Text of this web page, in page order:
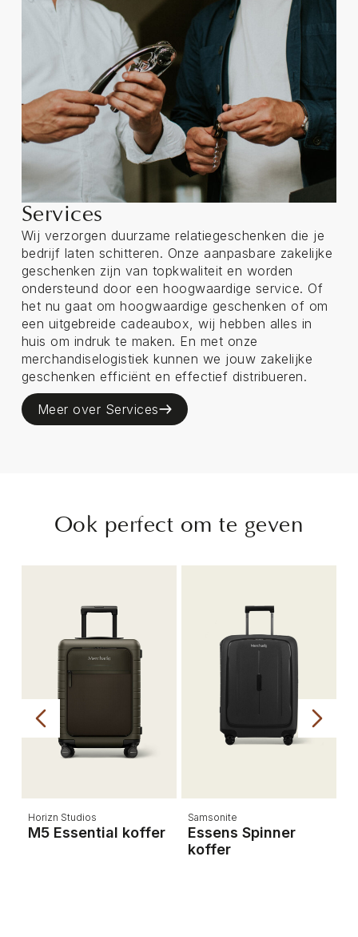
Services
Wij verzorgen duurzame relatiegeschenken die je
bedrijf laten schitteren. Onze aanpasbare zakelijke
geschenken zijn van topkwaliteit en worden
ondersteund door een hoogwaardige service. Of
het nu gaat om hoogwaardige geschenken of om
een uitgebreide cadeaubox, wij hebben alles in
huis om indruk te maken. En met onze
merchandiselogistiek kunnen we jouw zakelijke
geschenken efficiënt en effectief distribueren.
Meer over Services
Ook perfect om te geven
Horizn Studios
M5 Essential koffer
Samsonite
Essens Spinner
koffer